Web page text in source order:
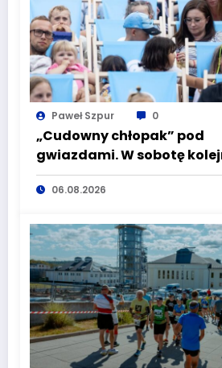
Paweł Szpur 0
„Cudowny chłopak” pod
gwiazdami. W sobotę
plenerowe w Aqua Zdroju
06.08.2026